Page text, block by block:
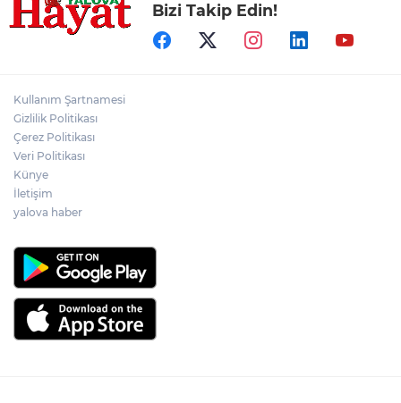
Bizi Takip Edin!
Kullanım Şartnamesi
Gizlilik Politikası
Çerez Politikası
Veri Politikası
Künye
İletişim
yalova haber